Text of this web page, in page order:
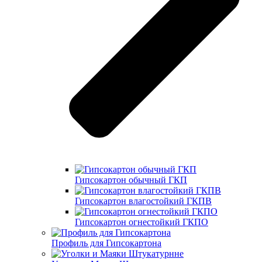
Гипсокартон обычный ГКП
Гипсокартон влагостойкий ГКПВ
Гипсокартон огнестойкий ГКПО
Профиль для Гипсокартона